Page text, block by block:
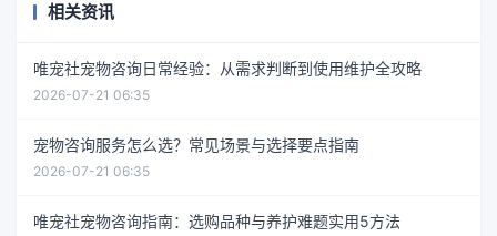
相关资讯
唯宠社宠物咨询日常经验：从需求判断到使用维护全攻略
2026-07-21 06:35
宠物咨询服务怎么选？常见场景与选择要点指南
2026-07-21 06:35
唯宠社宠物咨询指南：选购品种与养护难题实用5方法